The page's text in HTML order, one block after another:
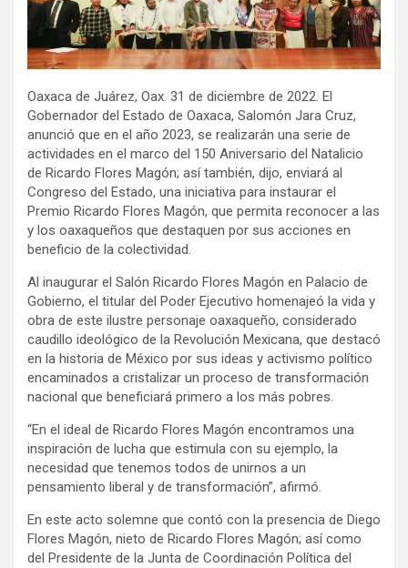
Oaxaca de Juárez, Oax. 31 de diciembre de 2022. El
Gobernador del Estado de Oaxaca, Salomón Jara Cruz,
anunció que en el año 2023, se realizarán una serie de
actividades en el marco del 150 Aniversario del Natalicio
de Ricardo Flores Magón; así también, dijo, enviará al
Congreso del Estado, una iniciativa para instaurar el
Premio Ricardo Flores Magón, que permita reconocer a las
y los oaxaqueños que destaquen por sus acciones en
beneficio de la colectividad.
Al inaugurar el Salón Ricardo Flores Magón en Palacio de
Gobierno, el titular del Poder Ejecutivo homenajeó la vida y
obra de este ilustre personaje oaxaqueño, considerado
caudillo ideológico de la Revolución Mexicana, que destacó
en la historia de México por sus ideas y activismo político
encaminados a cristalizar un proceso de transformación
nacional que beneficiará primero a los más pobres.
“En el ideal de Ricardo Flores Magón encontramos una
inspiración de lucha que estimula con su ejemplo, la
necesidad que tenemos todos de unirnos a un
pensamiento liberal y de transformación”, afirmó.
En este acto solemne que contó con la presencia de Diego
Flores Magón, nieto de Ricardo Flores Magón; así como
del Presidente de la Junta de Coordinación Política del